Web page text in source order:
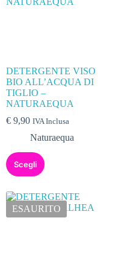
DETERGENTE VISO
BIO ALL’ACQUA DI
TIGLIO –
NATURAEQUA
€ 9,90 IVA Inclusa
Naturaequa
Scegli
ESAURITO